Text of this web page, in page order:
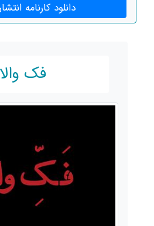
دانلود کارنامه
فک والا